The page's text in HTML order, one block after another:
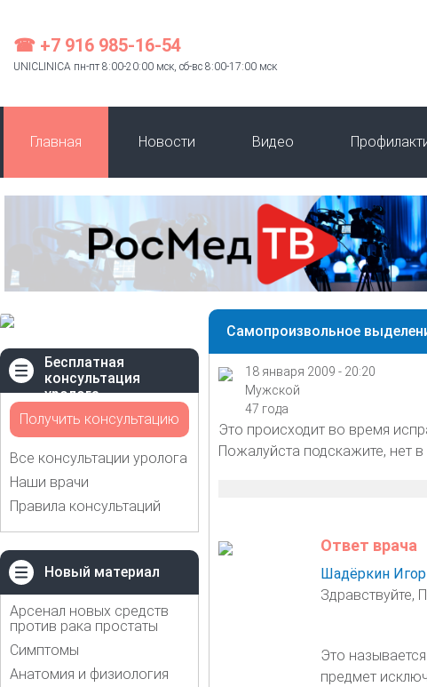
☎ +7 916 985-16-54
UNICLINICA пн-пт 8:00-20:00 мск, сб-вс 8:00-17:00 мск
Главная Новости Видео
Бесплатная
консультация
уролога
Получить консультацию
Все консультации уролога
Наши врачи
Правила консультаций
Новый материал
Арсенал новых средств
против рака простаты
Симптомы
Анатомия и физиология
Самопроизвольное
18 января 2009 - 20:20
Мужской
47 года
Это происходит во время
Пожалуйста подскажите, нет
Ответ врача
Шадёркин
Здравствуйте,
Это
предмет